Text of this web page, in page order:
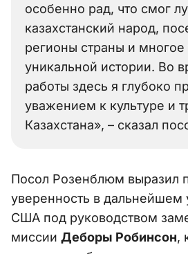
особенно рад, что смог
казахстанский народ,
регионы страны и многое
уникальной истории. Во
работы здесь я глубоко
уважением к культуре и
Казахстана», – сказал
Посол Розенблюм выразил
уверенность в дальнейшем
США под руководством
миссии Деборы Робинсон,